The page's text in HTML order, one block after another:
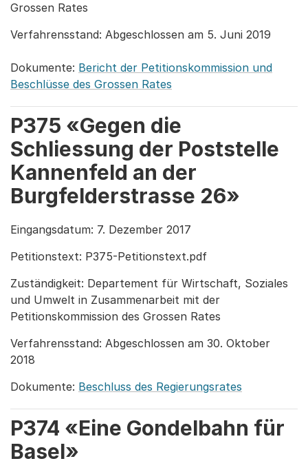
Grossen Rates
Verfahrensstand: Abgeschlossen am 5. Juni 2019
Dokumente: Bericht der Petitionskommission und
Beschlüsse des Grossen Rates
P375 «Gegen die
Schliessung der Poststelle
Kannenfeld an der
Burgfelderstrasse 26»
Eingangsdatum: 7. Dezember 2017
Petitionstext: P375-Petitionstext.pdf
Zuständigkeit: Departement für Wirtschaft, Soziales
und Umwelt in Zusammenarbeit mit der
Petitionskommission des Grossen Rates
Verfahrensstand: Abgeschlossen am 30. Oktober
2018
Dokumente: Beschluss des Regierungsrates
P374 «Eine Gondelbahn für
Basel»